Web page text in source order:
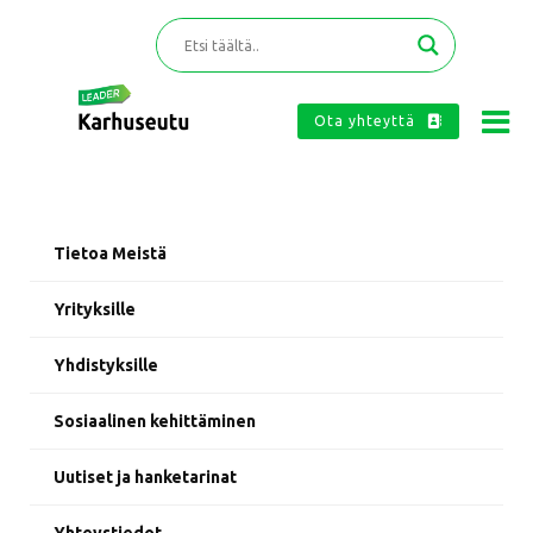
Ota yhteyttä
Tietoa Meistä
Yrityksille
Yhdistyksille
Sosiaalinen kehittäminen
Uutiset ja hanketarinat